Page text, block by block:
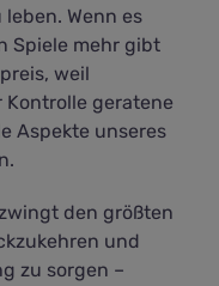
Wenn es
Spiele mehr gibt
weil
geratene
Aspekte unseres
den größten
und
zu sorgen –